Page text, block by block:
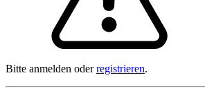
Bitte anmelden oderregistrieren.